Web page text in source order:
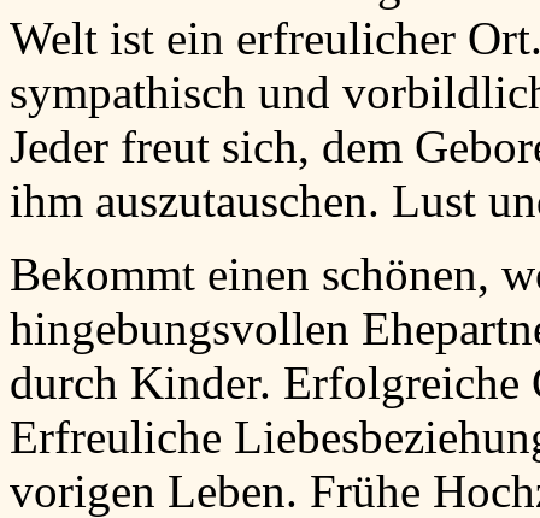
Welt ist ein erfreulicher
sympathisch und
Jeder freut sich, dem
ihm auszutauschen. Lust
Bekommt einen schönen,
hingebungsvollen
durch Kinder. Erfolgreiche
Erfreuliche
vorigen Leben. Frühe